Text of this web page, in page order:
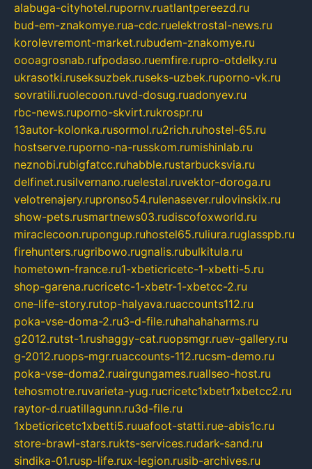
alabuga-cityhotel.rupornv.ruatlantpereezd.ru
bud-em-znakomye.rua-cdc.ruelektrostal-news.ru
korolevremont-market.rubudem-znakomye.ru
oooagrosnab.rufpodaso.ruemfire.rupro-otdelky.ru
ukrasotki.ruseksuzbek.ruseks-uzbek.ruporno-vk.ru
sovratili.ruolecoon.ruvd-dosug.ruadonyev.ru
rbc-news.ruporno-skvirt.rukrospr.ru
13autor-kolonka.rusormol.ru2rich.ruhostel-65.ru
hostserve.ruporno-na-russkom.rumishinlab.ru
neznobi.rubigfatcc.ruhabble.rustarbucksvia.ru
delfinet.rusilvernano.ruelestal.ruvektor-doroga.ru
velotrenajery.rupronso54.rulenasever.rulovinskix.ru
show-pets.rusmartnews03.rudiscofoxworld.ru
miraclecoon.rupongup.ruhostel65.ruliura.ruglasspb.ru
firehunters.rugribowo.rugnalis.rubulkitula.ru
hometown-france.ru1-xbeticricetc-1-xbetti-5.ru
shop-garena.rucricetc-1-xbetr-1-xbetcc-2.ru
one-life-story.rutop-halyava.ruaccounts112.ru
poka-vse-doma-2.ru3-d-file.ruhahahaharms.ru
g2012.rutst-1.rushaggy-cat.ruopsmgr.ruev-gallery.ru
g-2012.ruops-mgr.ruaccounts-112.rucsm-demo.ru
poka-vse-doma2.ruairgungames.ruallseo-host.ru
tehosmotre.ruvarieta-yug.rucricetc1xbetr1xbetcc2.ru
raytor-d.ruatillagunn.ru3d-file.ru
1xbeticricetc1xbetti5.ruuafoot-statti.rue-abis1c.ru
store-brawl-stars.rukts-services.rudark-sand.ru
sindika-01.rusp-life.rux-legion.rusib-archives.ru